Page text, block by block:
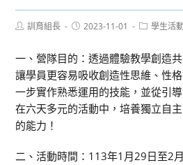
Post訓育組長
Post2023-11-01
Post學生活
一、營隊目的：透過體驗教學創造
讓學員更容易吸收創造性思維、性
一步實作熟悉運用的技能，並從引
在六天多元的活動中，培養獨立自
的能力！
二、活動時間：113年1月29日至2